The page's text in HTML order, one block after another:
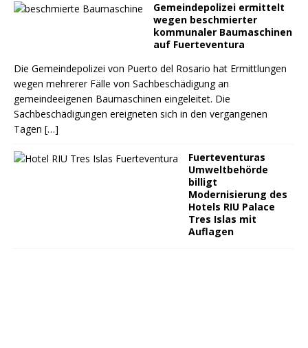
Gemeindepolizei ermittelt
wegen beschmierter
kommunaler Baumaschinen
auf Fuerteventura
Die Gemeindepolizei von Puerto del Rosario hat Ermittlungen
wegen mehrerer Fälle von Sachbeschädigung an
gemeindeeigenen Baumaschinen eingeleitet. Die
Sachbeschädigungen ereigneten sich in den vergangenen
Tagen […]
Fuerteventuras
Umweltbehörde
billigt
Modernisierung des
Hotels RIU Palace
Tres Islas mit
Auflagen